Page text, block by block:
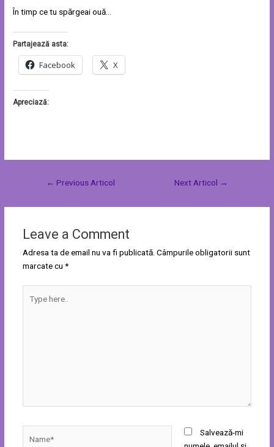
În timp ce tu spărgeai ouă…
Partajează asta:
Facebook X
Apreciază:
← Previous Articol Next Articol →
Leave a Comment
Adresa ta de email nu va fi publicată. Câmpurile obligatorii sunt
marcate cu *
here..
Salvează-mi